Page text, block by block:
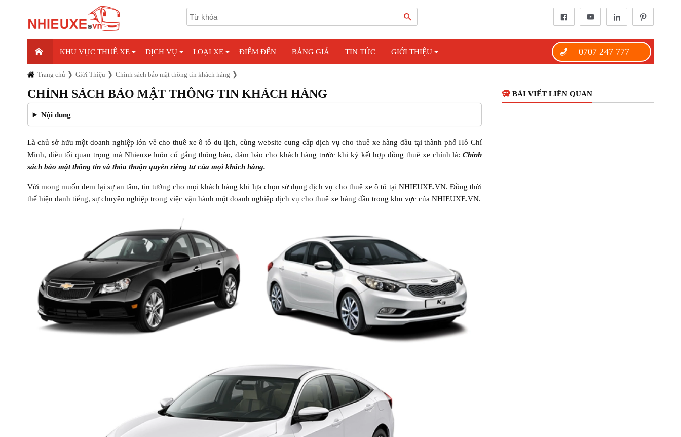
KHU VỰC THUÊ XE DỊCH VỤ LOẠI XE ĐIỂM ĐẾN BẢNG GIÁ TIN TỨC GIỚI THIỆU 0707 247 777
Trang chủ Giới Thiệu Chính sách bảo mật thông tin khách hàng
CHÍNH SÁCH BẢO MẬT THÔNG TIN KHÁCH HÀNG
Nội dung
Là chủ sở hữu một doanh nghiệp lớn về cho thuê xe ô tô du lịch, cùng website cung cấp dịch vụ cho thuê xe hàng đầu tại thành phố Hồ Chí
Minh, điều tối quan trọng mà Nhieuxe luôn cố gắng thông báo, đảm bảo cho khách hàng trước khi ký kết hợp đồng thuê xe chính là:Chính
sách bảo mật thông tin và thỏa thuận quyền riêng tư của mọi khách hàng.
Với mong muốn đem lại sự an tâm, tin tưởng cho mọi khách hàng khi lựa chọn sử dụng dịch vụ cho thuê xe ô tô tại NHIEUXE.VN. Đồng thời
thể hiện danh tiếng, sự chuyên nghiệp trong việc vận hành một doanh nghiệp dịch vụ cho thuê xe hàng đầu trong khu vực của NHIEUXE.VN.
BÀI VIẾT LIÊN QUAN